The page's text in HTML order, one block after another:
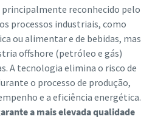
principalmente reconhecido pelo
processos industriais, como
ou alimentar e de bebidas, mas
offshore (petróleo e gás)
A tecnologia elimina o risco de
o processo de produção,
e a eficiência energética.
a mais elevada qualidade